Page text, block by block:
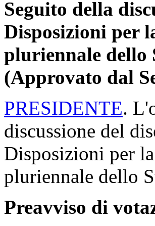
Seguito della
Disposizioni per
pluriennale dello
(Approvato dal
PRESIDENTE.
discussione del
Disposizioni per
pluriennale dello
Preavviso di